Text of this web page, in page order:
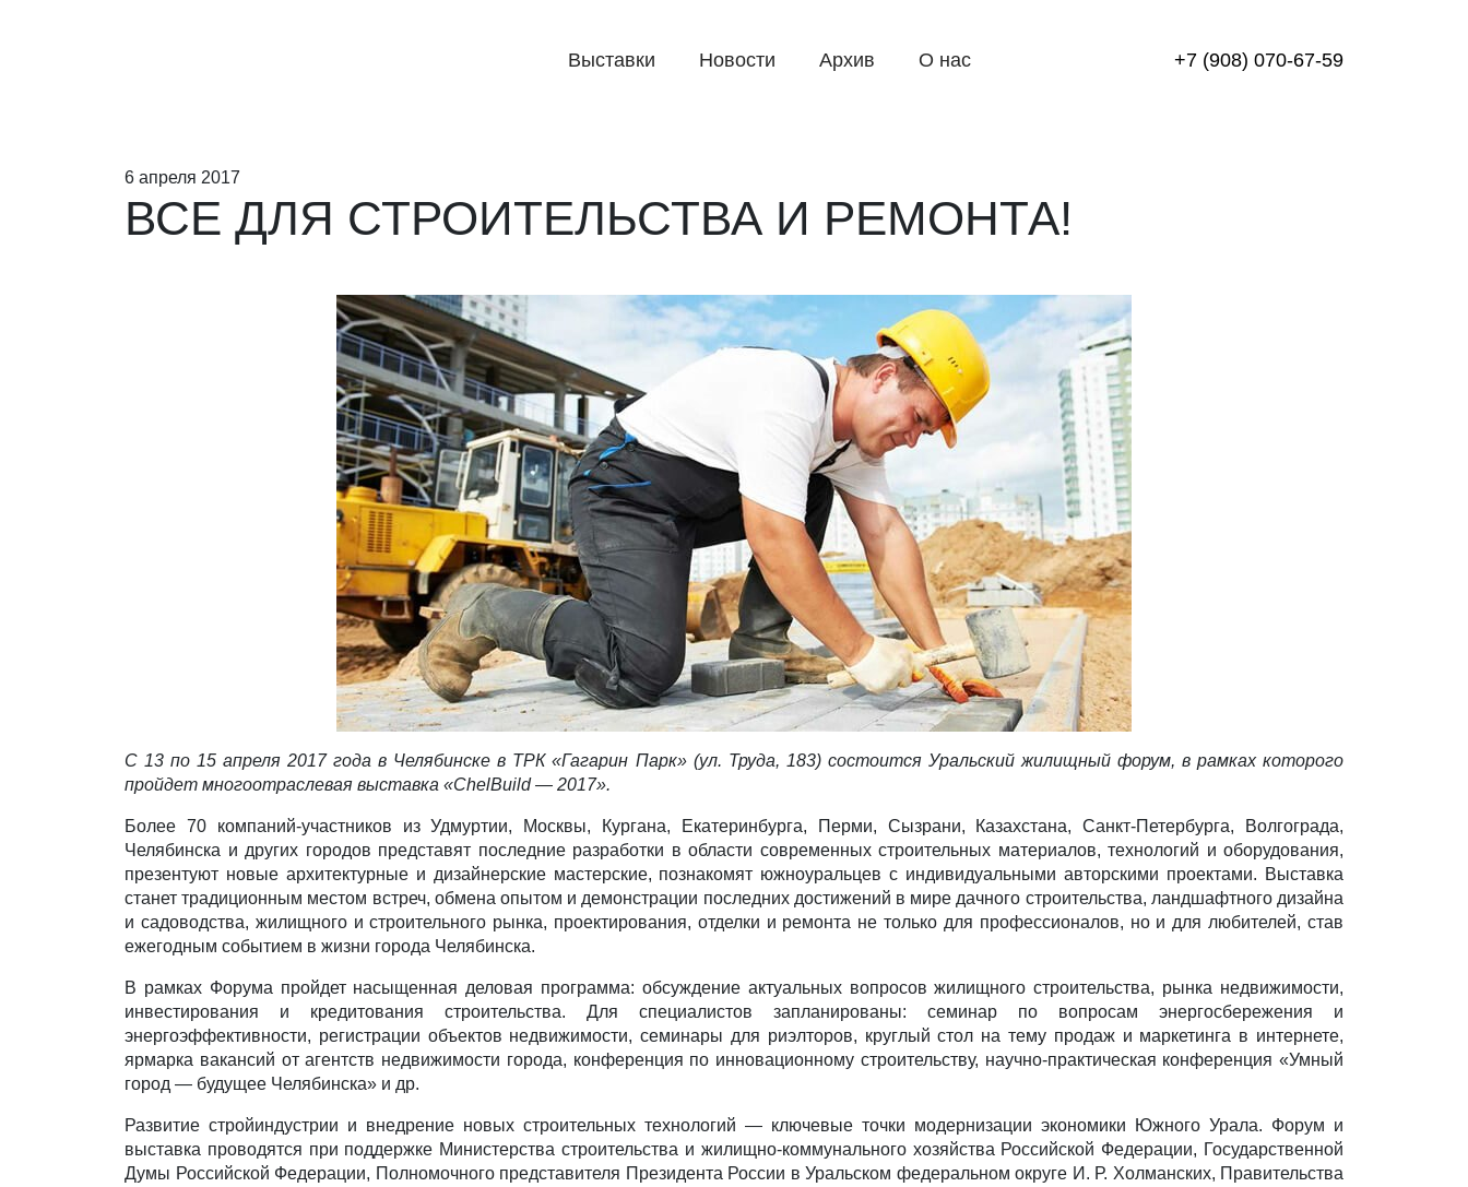
Выставки Новости Архив О нас +7 (908) 070-67-59
6 апреля 2017
ВСЕ ДЛЯ СТРОИТЕЛЬСТВА И РЕМОНТА!
С 13 по 15 апреля 2017 года в Челябинске в ТРК «Гагарин Парк» (ул. Труда, 183) состоится Уральский жилищный форум, в рамках которого
пройдет многоотраслевая выставка «ChelBuild — 2017».
Более 70 компаний-участников из Удмуртии, Москвы, Кургана, Екатеринбурга, Перми, Сызрани, Казахстана, Санкт-Петербурга, Волгограда,
Челябинска и других городов представят последние разработки в области современных строительных материалов, технологий и оборудования,
презентуют новые архитектурные и дизайнерские мастерские, познакомят южноуральцев c индивидуальными авторскими проектами. Выставка
станет традиционным местом встреч, обмена опытом и демонстрации последних достижений в мире дачного строительства, ландшафтного дизайна
и садоводства, жилищного и строительного рынка, проектирования, отделки и ремонта не только для профессионалов, но и для любителей, став
ежегодным событием в жизни города Челябинска.
В рамках Форума пройдет насыщенная деловая программа: обсуждение актуальных вопросов жилищного строительства, рынка недвижимости,
инвестирования и кредитования строительства. Для специалистов запланированы: семинар по вопросам энергосбережения и
энергоэффективности, регистрации объектов недвижимости, семинары для риэлторов, круглый стол на тему продаж и маркетинга в интернете,
ярмарка вакансий от агентств недвижимости города, конференция по инновационному строительству, научно-практическая конференция «Умный
город — будущее Челябинска» и др.
Развитие стройиндустрии и внедрение новых строительных технологий — ключевые точки модернизации экономики Южного Урала. Форум и
выставка проводятся при поддержке Министерства строительства и жилищно-коммунального хозяйства Российской Федерации, Государственной
Думы Российской Федерации, Полномочного представителя Президента России в Уральском федеральном округе И. Р. Холманских, Правительства